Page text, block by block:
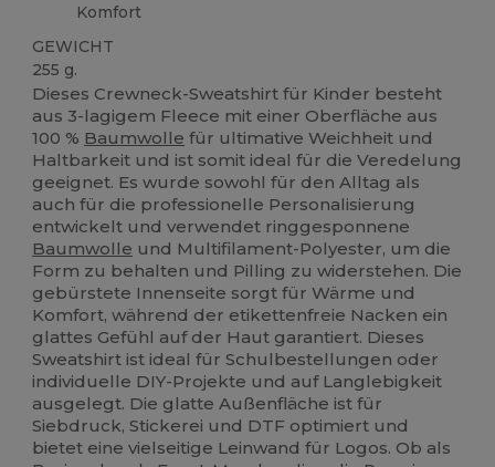
Komfort
GEWICHT
255 g.
Dieses Crewneck-Sweatshirt für Kinder besteht
aus 3-lagigem Fleece mit einer Oberfläche aus
100 % Baumwolle für ultimative Weichheit und
Haltbarkeit und ist somit ideal für die Veredelung
geeignet. Es wurde sowohl für den Alltag als
auch für die professionelle Personalisierung
entwickelt und verwendet ringgesponnene
Baumwolle und Multifilament-Polyester, um die
Form zu behalten und Pilling zu widerstehen. Die
gebürstete Innenseite sorgt für Wärme und
Komfort, während der etikettenfreie Nacken ein
glattes Gefühl auf der Haut garantiert. Dieses
Sweatshirt ist ideal für Schulbestellungen oder
individuelle DIY-Projekte und auf Langlebigkeit
ausgelegt. Die glatte Außenfläche ist für
Siebdruck, Stickerei und DTF optimiert und
bietet eine vielseitige Leinwand für Logos. Ob als